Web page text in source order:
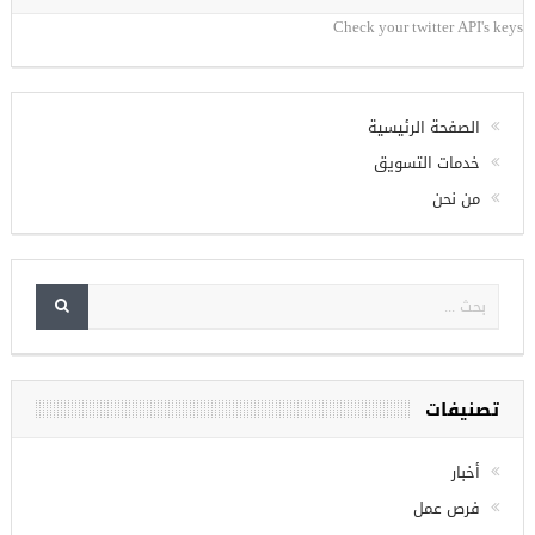
Check your twitter API's keys
الصفحة الرئيسية
خدمات التسويق
من نحن
تصنيفات
أخبار
فرص عمل